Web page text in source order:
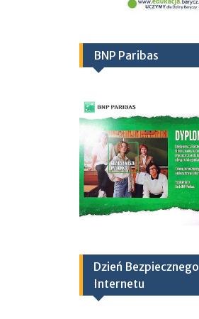
BNP Paribas
Dzień Bezpiecznego
Internetu